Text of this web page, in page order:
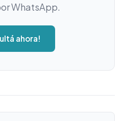
WhatsApp.
ahora!